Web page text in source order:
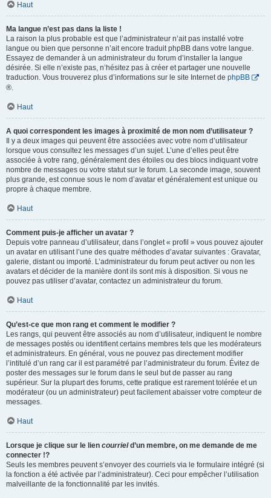
Haut
Ma langue n’est pas dans la liste !
La raison la plus probable est que l’administrateur n’ait pas installé votre
langue ou bien que personne n’ait encore traduit phpBB dans votre langue.
Essayez de demander à un administrateur du forum d’installer la langue
désirée. Si elle n’existe pas, n’hésitez pas à créer et partager une nouvelle
traduction. Vous trouverez plus d’informations sur le site Internet de phpBB
®.
Haut
A quoi correspondent les images à proximité de mon nom d’utilisateur ?
Il y a deux images qui peuvent être associées avec votre nom d’utilisateur
lorsque vous consultez les messages d’un sujet. L’une d’elles peut être
associée à votre rang, généralement des étoiles ou des blocs indiquant votre
nombre de messages ou votre statut sur le forum. La seconde image, souvent
plus grande, est connue sous le nom d’avatar et généralement est unique ou
propre à chaque membre.
Haut
Comment puis-je afficher un avatar ?
Depuis votre panneau d’utilisateur, dans l’onglet « profil » vous pouvez ajouter
un avatar en utilisant l’une des quatre méthodes d’avatar suivantes : Gravatar,
galerie, distant ou importé. L’administrateur du forum peut activer ou non les
avatars et décider de la manière dont ils sont mis à disposition. Si vous ne
pouvez pas utiliser d’avatar, contactez un administrateur du forum.
Haut
Qu’est-ce que mon rang et comment le modifier ?
Les rangs, qui peuvent être associés au nom d’utilisateur, indiquent le nombre
de messages postés ou identifient certains membres tels que les modérateurs
et administrateurs. En général, vous ne pouvez pas directement modifier
l’intitulé d’un rang car il est paramétré par l’administrateur du forum. Évitez de
poster des messages sur le forum dans le seul but de passer au rang
supérieur. Sur la plupart des forums, cette pratique est rarement tolérée et un
modérateur (ou un administrateur) peut facilement abaisser votre compteur de
messages.
Haut
Lorsque je clique sur le lien courrield’un membre, on me demande de me
connecter !?
Seuls les membres peuvent s’envoyer des courriels via le formulaire intégré (si
la fonction a été activée par l’administrateur). Ceci pour empêcher l’utilisation
malveillante de la fonctionnalité par les invités.